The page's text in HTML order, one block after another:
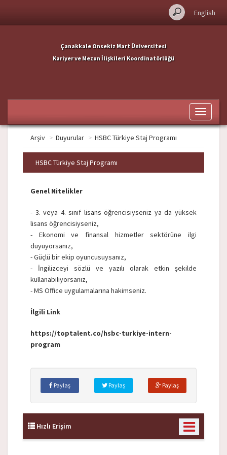
English
Çanakkale Onsekiz Mart Üniversitesi
Kariyer ve Mezun İlişkileri Koordinatörlüğü
Toggle
Arşiv > Duyurular > HSBC Türkiye Staj Programı
HSBC Türkiye Staj Programı
Genel Nitelikler
- 3. veya 4. sınıf lisans öğrencisiyseniz ya da yüksek
lisans öğrencisiyseniz,
- Ekonomi ve finansal hizmetler sektörüne ilgi
duyuyorsanız,
- Güçlü bir ekip oyuncusuysanız,
- İngilizceyi sözlü ve yazılı olarak etkin şekilde
kullanabiliyorsanız,
- MS Office uygulamalarına hakimseniz.
İlgili Link
https://toptalent.co/hsbc-turkiye-intern-
program
Paylaş Paylaş Paylaş
Hızlı Erişim